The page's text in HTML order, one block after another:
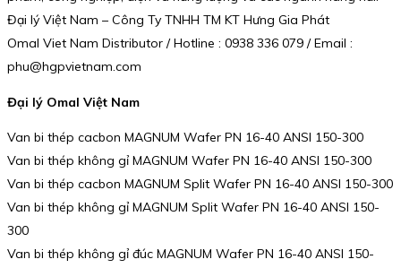
Đại lý Việt Nam – Công Ty TNHH TM KT Hưng Gia Phát
Omal Viet Nam Distributor / Hotline : 0938 336 079 / Email :
phu@hgpvietnam.com
Đại lý Omal Việt Nam
Van bi thép cacbon MAGNUM Wafer PN 16-40 ANSI 150-300
Van bi thép không gỉ MAGNUM Wafer PN 16-40 ANSI 150-300
Van bi thép cacbon MAGNUM Split Wafer PN 16-40 ANSI 150-300
Van bi thép không gỉ MAGNUM Split Wafer PN 16-40 ANSI 150-
300
Van bi thép không gỉ đúc MAGNUM Wafer PN 16-40 ANSI 150-